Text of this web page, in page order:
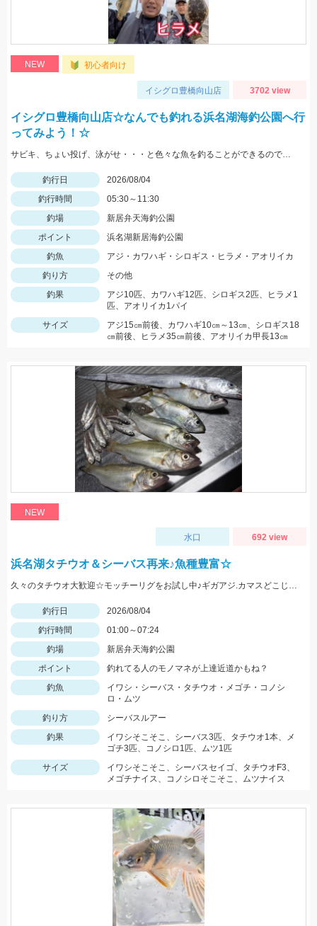
NEW 初心者向け
イシグロ豊橋向山店 3702 view
イシグロ豊橋向山店☆なんでも釣れる浜名湖海釣公園へ行
ってみよう！☆
サビキ、ちょい投げ、泳がせ・・・と色々な魚を釣ることができるので仕掛けも何種類か用意していけば楽しむことができますよ！
釣行日
2026/08/04
釣行時間
05:30～11:30
釣場
新居弁天海釣公園
ポイント
浜名湖新居海釣公園
釣魚
アジ・カワハギ・シロギス・ヒラメ・アオリイカ
釣り方
その他
釣果
アジ10匹、カワハギ12匹、シロギス2匹、ヒラメ1
匹、アオリイカ1パイ
サイズ
アジ15㎝前後、カワハギ10㎝～13㎝、シロギス18
㎝前後、ヒラメ35㎝前後、アオリイカ甲長13㎝
NEW
水口 692 view
浜名湖タチウオ＆シーバス再来♪魚種豊富☆
久々のタチウオ大歓迎☆モッチーリグをお試し中♪ギガアジ.カマスどこじゃ？
釣行日
2026/08/04
釣行時間
01:00～07:24
釣場
新居弁天海釣公園
ポイント
釣れてる人のモノマネが上達近道かもね？
釣魚
イワシ・シーバス・タチウオ・メゴチ・コノシ
ロ・ムツ
釣り方
シーバスルアー
釣果
イワシそこそこ、シーバス3匹、タチウオ1本、メ
ゴチ3匹、コノシロ1匹、ムツ1匹
サイズ
イワシそこそこ、シーバスセイゴ、タチウオF3、
メゴチナイス、コノシロそこそこ、ムツナイス